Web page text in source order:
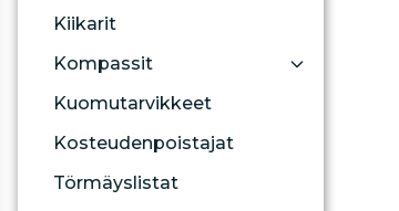
Kiikarit
Kompassit
Kuomutarvikkeet
Kosteudenpoistajat
Törmäyslistat